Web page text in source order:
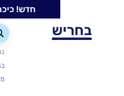
חדש! כיכר העיר - המקום
ייעוץ
כושר וספורט